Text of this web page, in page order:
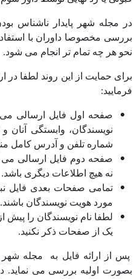
در مجله شهر پایدار ناشناس
بررسی مخصوصا داوران با
نحو هر چه تمام تر انجام می شود.
برای حمایت از این روند لطفا در
فرمایید:
صفحه اول فایل ارسالی
نویسندگان، وابستگی آنان
شماره تلفن و آدرس کامل
صفحه دوم فایل ارسالی می
نه هیچ اطلاعات دیگری باشد.
تمامی صفحات بعدی فایل
مورد هویت نویسندگان باشند.
لطفا نام نویسندگان را پیش
یک از صفحات ذکر نکنید.
پس از ارائه فایل به مجله شهر
بصورت اولیه بررسی می نماید.